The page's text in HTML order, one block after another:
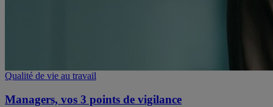
Qualité de vie au travail
Managers, vos 3 points de vigilance